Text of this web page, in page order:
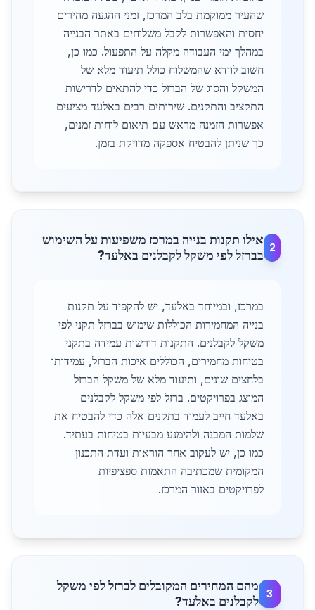
שהעיר ממוקמת בלב המרכז, זמני ההגעה מהירים
יחסית והאפשרות לקבל משלוחים באתר הבנייה
במהלך ימי העבודה מקלה על התפעול. כמו כן,
חשוב לוודא שהמשלוח כולל תיעוד מלא של
המשקל והסוג של הברזל כדי להתאים לדרישות
התקציב והתקנים. שירותים רבים באלעד מציעים
אפשרות הזמנה מראש עם תיאום לוחות זמנים,
כך שניתן להבטיח אספקה מדויקת בזמן.
2
אילו תקנות בנייה במרכז משפיעות על השימוש
בברזל לפי משקל לקבלנים באלעד?
במרכז, ובמיוחד באלעד, יש להקפיד על תקנות
בנייה המחמירות הכוללות שימוש בברזל תקני לפי
משקל לקבלנים. התקנות דורשות עמידה בתקני
בטיחות מחמירים, הכוללים איכות הברזל, עמידותו
בלחצים שונים, ותיעוד מלא של משקל הברזל
המוצג בפרויקטים. ברזל לפי משקל לקבלנים
באלעד חייב לעמוד בתקנים אלה כדי להבטיח את
שלמות המבנה ולהימנע מבעיות בטיחות בעתיד.
כמו כן, יש לעקוב אחר הוראות ועדת התכנון
המקומית שמכתיבה התאמות ספציפיות
לפרויקטים באזור המרכז.
3
מהם המחירים המקובלים לברזל לפי משקל
לקבלנים באלעד?